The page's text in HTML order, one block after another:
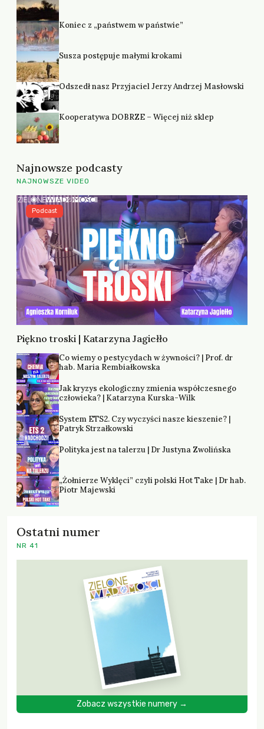
Koniec z „państwem w państwie”
Susza postępuje małymi krokami
Odszedł nasz Przyjaciel Jerzy Andrzej Masłowski
Kooperatywa DOBRZE – Więcej niż sklep
Najnowsze podcasty
NAJNOWSZE VIDEO
Piękno troski | Katarzyna Jagiełło
Podcast
Co wiemy o pestycydach w żywności? | Prof. dr
hab. Maria Rembiałkowska
Jak kryzys ekologiczny zmienia współczesnego
człowieka? | Katarzyna Kurska-Wilk
System ETS2. Czy wyczyści nasze kieszenie? |
Patryk Strzałkowski
Polityka jest na talerzu | Dr Justyna Zwolińska
„Żołnierze Wyklęci” czyli polski Hot Take | Dr hab.
Piotr Majewski
Ostatni numer
NR 41
Zobacz wszystkie numery →